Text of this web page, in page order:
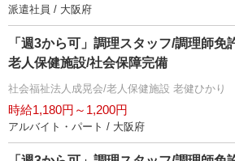
派遣社員 / 大阪府
「週3から可」調理スタッフ/調理師免
老人保健施設/社会保障完備
社会福祉法人成晃会/老人保健施設 老健ひかり
時給1,180円～1,200円
アルバイト・パート / 大阪府